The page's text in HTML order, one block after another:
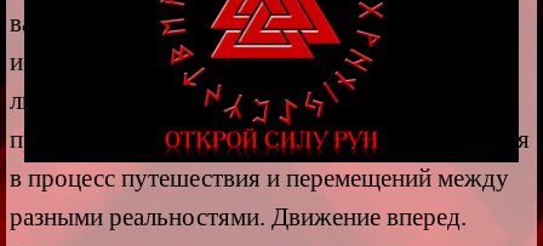
важно это знать и понимать. Также руна Эваз
используется в формулах на продажу чего-
либо. Если вам нехватает изменений или охото
приключений, то Эваз ждет вас для погружения
в процесс путешествия и перемещений между
разными реальностями. Движение вперед.